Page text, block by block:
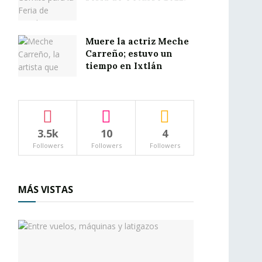
Muere la actriz Meche
Carreño; estuvo un
tiempo en Ixtlán
3.5k
Followers
10
Followers
4
Followers
MÁS VISTAS